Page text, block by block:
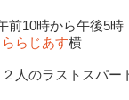
10時から午後5時
らじあす横
人のラストスパー